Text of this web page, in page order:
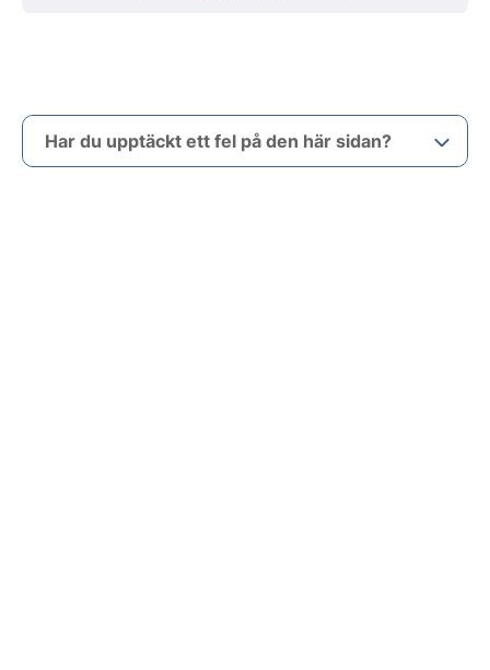
Har du upptäckt ett fel på den här sidan?